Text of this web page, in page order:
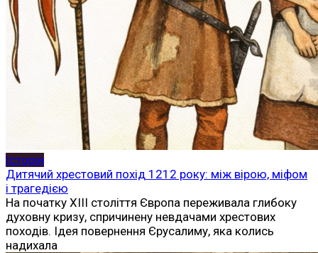
Історія
Дитячий хрестовий похід 1212 року: між вірою, міфом
і трагедією
На початку XIII століття Європа переживала глибоку
духовну кризу, спричинену невдачами хрестових
походів. Ідея повернення Єрусалиму, яка колись
надихала